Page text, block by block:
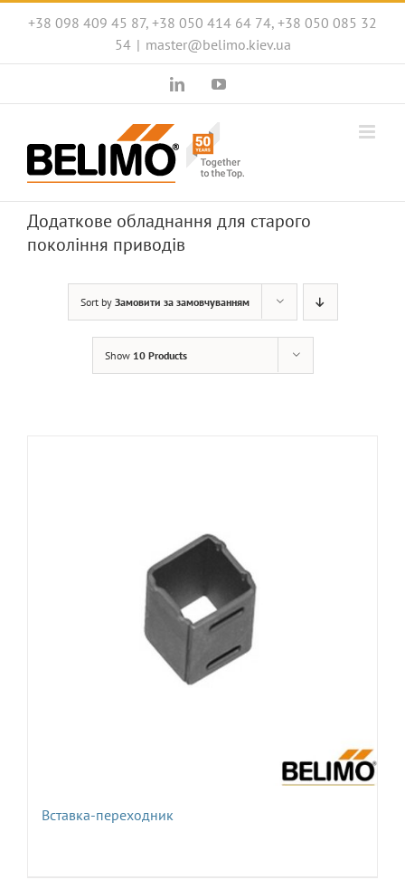
+38 098 409 45 87, +38 050 414 64 74, +38 050 085 32
54 | master@belimo.kiev.ua
LinkedInYouTube
Додаткове обладнання для старого
покоління приводів
Sort by Замовити за замовчуванням
Show 10 Products
Вставка-переходник